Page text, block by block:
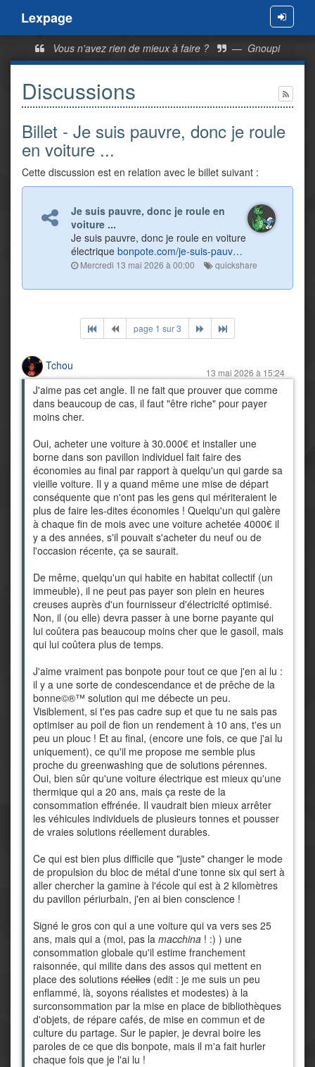
Menu
Lexpage
Vous n'avez rien de mieux à faire ? — Gnoupi
Discussions
Billet - Je suis pauvre, donc je roule
en voiture ...
Cette discussion est en relation avec le billet suivant :
Je suis pauvre, donc je roule en
voiture ...
Je suis pauvre, donc je roule en voiture
électrique bonpote.com/je-suis-pauv…
Mercredi 13 mai 2026 à 00:00 quickshare
page 1 sur 3
Tchou
13 mai 2026 à 15:24
J'aime pas cet angle. Il ne fait que prouver que comme
dans beaucoup de cas, il faut "être riche" pour payer
moins cher.
Oui, acheter une voiture à 30.000€ et installer une
borne dans son pavillon individuel fait faire des
économies au final par rapport à quelqu'un qui garde sa
vieille voiture. Il y a quand même une mise de départ
conséquente que n'ont pas les gens qui mériteraient le
plus de faire les-dites économies ! Quelqu'un qui galère
à chaque fin de mois avec une voiture achetée 4000€ il
y a des années, s'il pouvait s'acheter du neuf ou de
l'occasion récente, ça se saurait.
De même, quelqu'un qui habite en habitat collectif (un
immeuble), il ne peut pas payer son plein en heures
creuses auprès d'un fournisseur d'électricité optimisé.
Non, il (ou elle) devra passer à une borne payante qui
lui coûtera pas beaucoup moins cher que le gasoil, mais
qui lui coûtera plus de temps.
J'aime vraiment pas bonpote pour tout ce que j'en ai lu :
il y a une sorte de condescendance et de prêche de la
bonne©®™ solution qui me débecte un peu.
Visiblement, si t'es pas cadre sup et que tu ne sais pas
optimiser au poil de fion un rendement à 10 ans, t'es un
peu un plouc ! Et au final, (encore une fois, ce que j'ai lu
uniquement), ce qu'il me propose me semble plus
proche du greenwashing que de solutions pérennes.
Oui, bien sûr qu'une voiture électrique est mieux qu'une
thermique qui a 20 ans, mais ça reste de la
consommation effrénée. Il vaudrait bien mieux arrêter
les véhicules individuels de plusieurs tonnes et pousser
de vraies solutions réellement durables.
Ce qui est bien plus difficile que "juste" changer le mode
de propulsion du bloc de métal d'une tonne six qui sert à
aller chercher la gamine à l'école qui est à 2 kilomètres
du pavillon périurbain, j'en ai bien conscience !
Signé le gros con qui a une voiture qui va vers ses 25
ans, mais qui a (moi, pas la macchina ! :) ) une
consommation globale qu'il estime franchement
raisonnée, qui milite dans des assos qui mettent en
place des solutions réelles (edit : je me suis un peu
enflammé, là, soyons réalistes et modestes) à la
surconsommation par la mise en place de bibliothèques
d'objets, de répare cafés, de mise en commun et de
culture du partage. Sur le papier, je devrai boire les
paroles de ce que dis bonpote, mais il m'a fait hurler
chaque fois que je l'ai lu !